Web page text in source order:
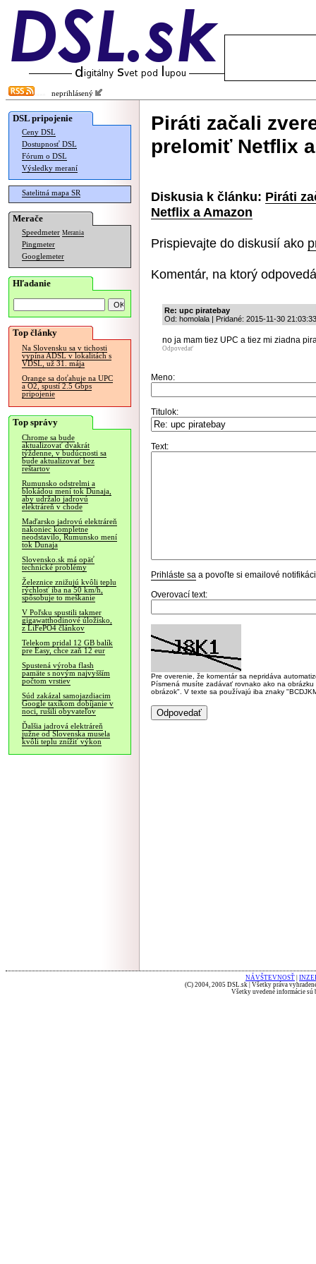
neprihlásený
DSL pripojenie
Ceny DSL
Dostupnosť DSL
Fórum o DSL
Výsledky meraní
Satelitná mapa SR
Merače
Speedmeter Merania
Pingmeter
Googlemeter
Hľadanie
Top články
Na Slovensku sa v tichosti
vypína ADSL v lokalitách s
VDSL, už 31. mája
Orange sa doťahuje na UPC
a O2, spustí 2.5 Gbps
pripojenie
Top správy
Chrome sa bude
aktualizovať dvakrát
týždenne, v budúcnosti sa
bude aktualizovať bez
reštartov
Rumunsko odstrelmi a
blokádou mení tok Dunaja,
aby udržalo jadrovú
elektráreň v chode
Maďarsko jadrovú elektráreň
nakoniec kompletne
neodstavilo, Rumunsko mení
tok Dunaja
Slovensko.sk má opäť
technické problémy
Železnice znižujú kvôli teplu
rýchlosť iba na 50 km/h,
spôsobuje to meškanie
V Poľsku spustili takmer
gigawatthodinové úložisko,
z LiFePO4 článkov
Telekom pridal 12 GB balík
pre Easy, chce zaň 12 eur
Spustená výroba flash
pamäte s novým najvyšším
počtom vrstiev
Súd zakázal samojazdiacim
Google taxíkom dobíjanie v
noci, rušili obyvateľov
Ďalšia jadrová elektráreň
južne od Slovenska musela
kvôli teplu znížiť výkon
Piráti začali
prelomiť Netflix
Diskusia k článku: Piráti
Netflix a Amazon
Prispievajte do diskusií ako
Komentár, na ktorý
Re: upc piratebay
Od: homolala | Pridané: 2015-11-30 21:03:33
no ja mam tiez UPC a tiez mi ziadna
Odpovedať
Meno:
Titulok:
Text:
Prihláste sa a povoľte si emailové
Overovací text:
Pre overenie, že komentár sa nepridáva
Písmená musíte zadávať rovnako ako na
obrázok". V texte sa používajú iba znaky
NÁVŠTEVNOSŤ
(C) 2004, 2005 DSL.sk | Všetky práva
Všetky uvedené informácie sú